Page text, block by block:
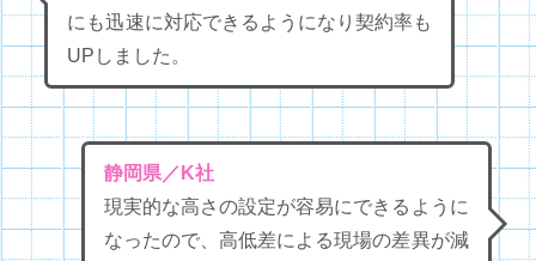
にも迅速に対応できるようになり契約率も
UPしました。
静岡県／K社
現実的な高さの設定が容易にできるように
なったので、高低差による現場の差異が減